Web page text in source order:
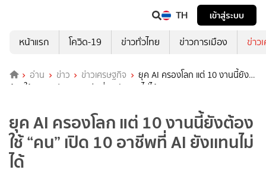
TH
เข้าสู่ระบบ
หน้าแรก
โควิด-19 ข่าวทั่วไทย ข่าวการเมือง ข่าว
อ่าน ข่าว ข่าวเศรษฐกิจ
ยุค AI ครองโลก แต่ 10 งานนี้ยัง
ต้องใช้ “คน” เปิด 10 อาชีพที่ AI ยังเเทนไม่ได้
ยุค AI ครองโลก แต่ 10 งานนี้ยังต้อง
ใช้ “คน” เปิด 10 อาชีพที่ AI ยังเเทนไม่
ได้